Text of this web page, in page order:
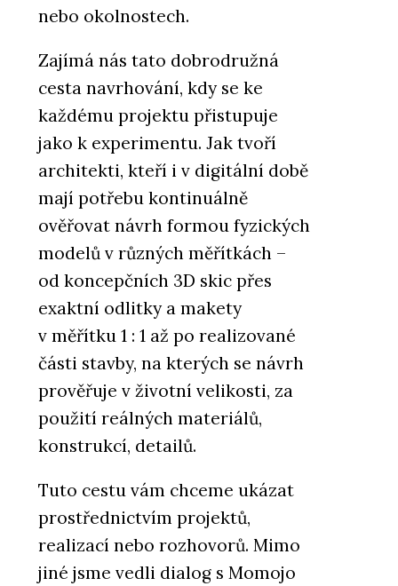
nebo okolnostech.
Zajímá nás tato dobrodružná
cesta navrhování, kdy se ke
každému projektu přistupuje
jako k experimentu. Jak tvoří
architekti, kteří i v digitální době
mají potřebu kontinuálně
ověřovat návrh formou fyzických
modelů v různých měřítkách –
od koncepčních 3D skic přes
exaktní odlitky a makety
v měřítku 1 : 1 až po realizované
části stavby, na kterých se návrh
prověřuje v životní velikosti, za
použití reálných materiálů,
konstrukcí, detailů.
Tuto cestu vám chceme ukázat
prostřednictvím projektů,
realizací nebo rozhovorů. Mimo
jiné jsme vedli dialog s Momojo